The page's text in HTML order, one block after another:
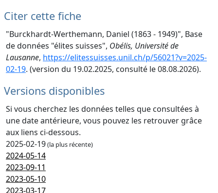
Citer cette fiche
"Burckhardt-Werthemann, Daniel (1863 - 1949)", Base
de données "élites suisses", Obélis, Université de
Lausanne, https://elitessuisses.unil.ch/p/56021?v=2025-
02-19. (version du 19.02.2025, consulté le 08.08.2026).
Versions disponibles
Si vous cherchez les données telles que consultées à
une date antérieure, vous pouvez les retrouver grâce
aux liens ci-dessous.
2025-02-19(la plus récente)
2024-05-14
2023-09-11
2023-05-10
2023-03-17